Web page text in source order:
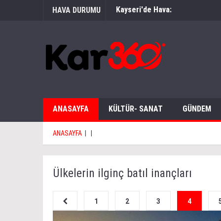
HAVA DURUMU Kayseri'de Hava:
ANASAYFA KÜLTÜR- SANAT GÜNDEM
ANASAYFA
Ülkelerin ilginç batıl inançları
1 2 3 4